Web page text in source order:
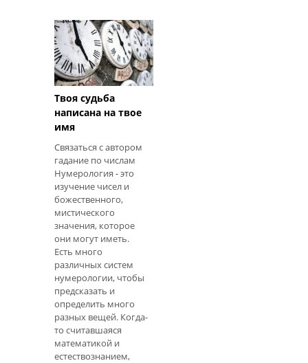
потому что общение
и слова между
людьми часто
заставляют их
вступать в
разногласия и
борьбу. Ситуации с
мечами заставл
Твоя судьба
написана на твое
имя
Связаться с автором
гадание по числам
Нумерология - это
изучение чисел и
божественного,
мистического
значения, которое
они могут иметь.
Есть много
различных систем
нумерологии, чтобы
предсказать и
определить много
разных вещей. Когда-
то считавшаяся
математикой и
естествознанием,